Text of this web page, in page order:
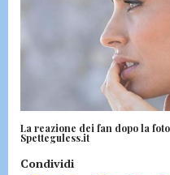
La reazione dei fan dopo la
Spetteguless.it
Condividi